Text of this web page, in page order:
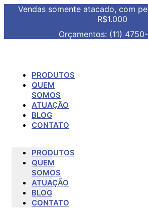
Vendas somente atacado, com
R$1.000
Orçamentos: (11)
PRODUTOS
QUEM
SOMOS
ATUAÇÃO
BLOG
CONTATO
PRODUTOS
QUEM
SOMOS
ATUAÇÃO
BLOG
CONTATO